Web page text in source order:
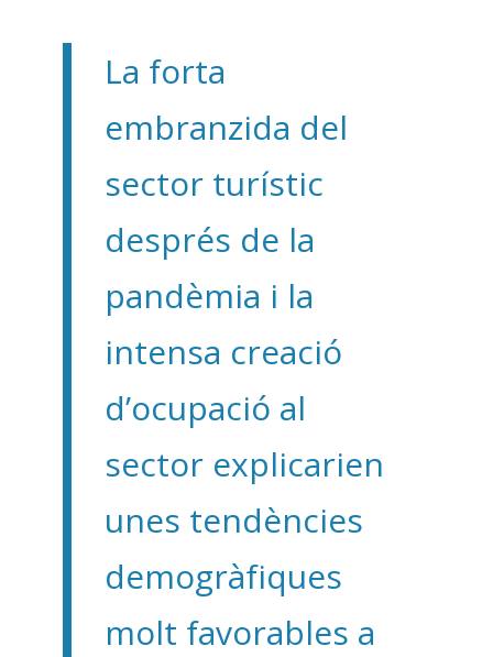
La forta
embranzida del
sector turístic
després de la
pandèmia i la
intensa creació
d’ocupació al
sector explicarien
unes tendències
demogràfiques
molt favorables a